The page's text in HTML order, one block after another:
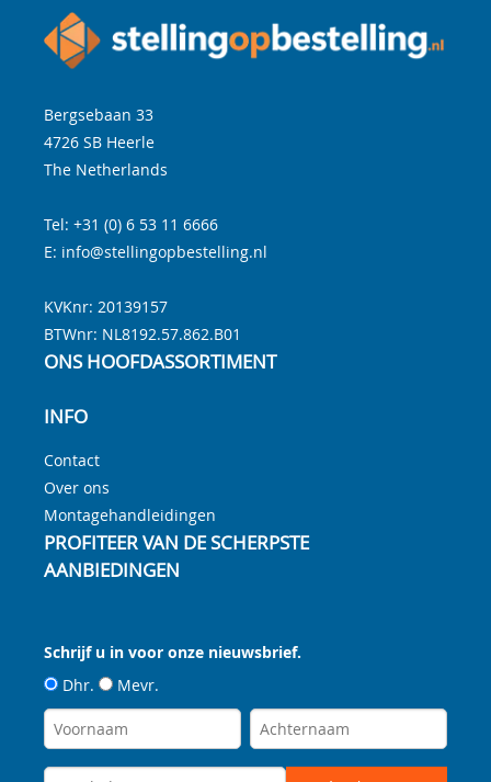
Bergsebaan 33
4726 SB Heerle
The Netherlands
Tel: +31 (0) 6 53 11 6666
E: info@stellingopbestelling.nl
KVKnr: 20139157
BTWnr: NL8192.57.862.B01
ONS HOOFDASSORTIMENT
INFO
Contact
Over ons
Montagehandleidingen
PROFITEER VAN DE SCHERPSTE
AANBIEDINGEN
Schrijf u in voor onze nieuwsbrief.
Dhr.
Mevr.